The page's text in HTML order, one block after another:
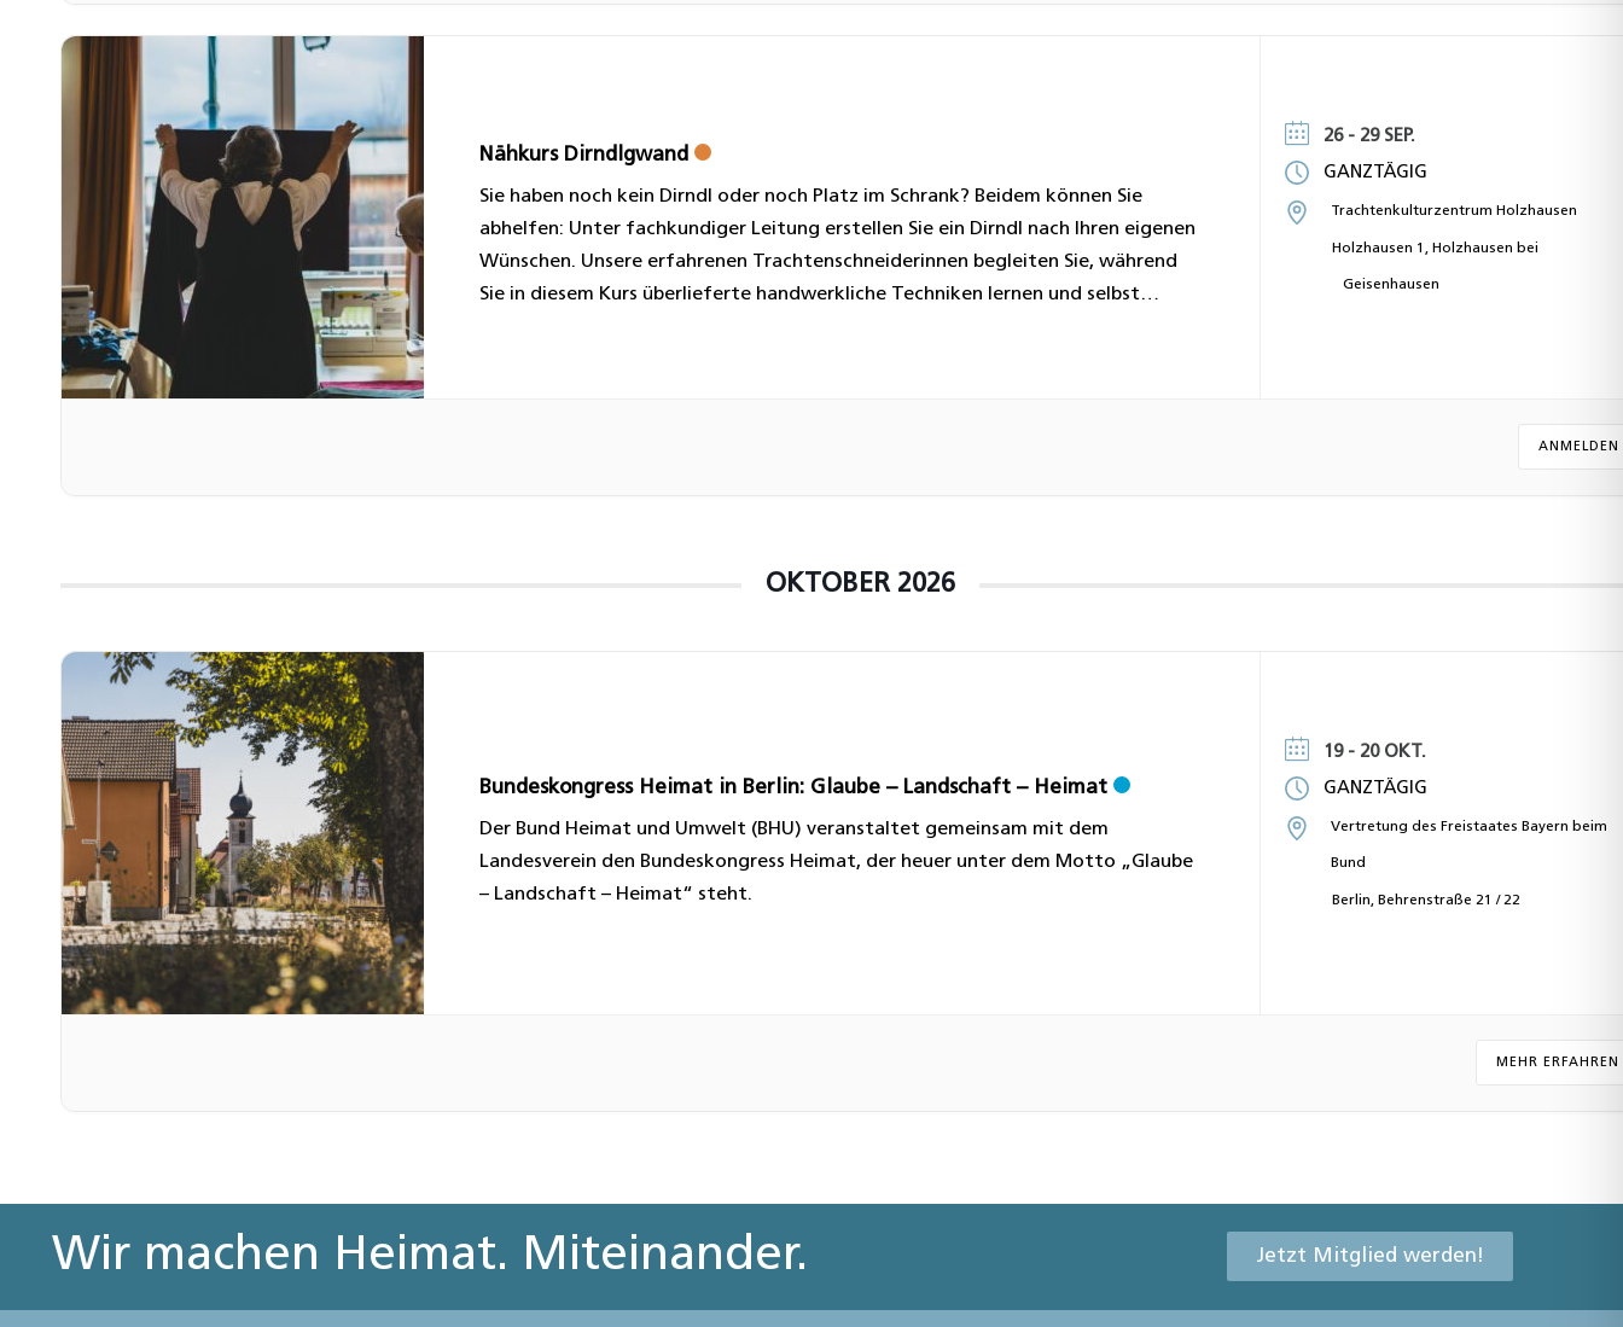
Nähkurs Dirndlgwand
Sie haben noch kein Dirndl oder noch Platz im Schrank? Beidem können Sie
abhelfen: Unter fachkundiger Leitung erstellen Sie ein Dirndl nach Ihren eigenen
Wünschen. Unsere erfahrenen Trachtenschneiderinnen begleiten Sie, während
Sie in diesem Kurs überlieferte handwerkliche Techniken lernen und selbst
26 - 29 SEP.
GANZTÄGIG
Trachtenkulturzentrum Holzhausen
Holzhausen 1, Holzhausen bei
Geisenhausen
ANMELDEN
OKTOBER 2026
Bundeskongress Heimat in Berlin: Glaube – Landschaft – Heimat
Der Bund Heimat und Umwelt (BHU) veranstaltet gemeinsam mit dem
Landesverein den Bundeskongress Heimat, der heuer unter dem Motto „Glaube
– Landschaft – Heimat“ steht.
19 - 20 OKT.
GANZTÄGIG
Vertretung des Freistaates Bayern beim
Bund
Berlin, Behrenstraße 21 / 22
MEHR ERFAHREN
Wir machen Heimat. Miteinander. Jetzt Mitglied werden!